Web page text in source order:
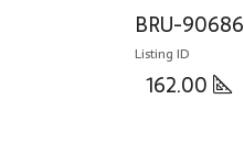
BRU-90686
Listing ID
162.00